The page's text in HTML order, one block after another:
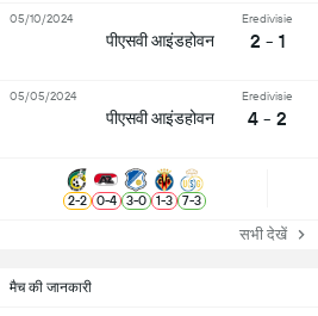
मैच की जानकारी
पीएसवी आइंडहोवन
Eredivisie
2 - 1
05/10/2024
पीएसवी आइंडहोवन
Eredivisie
4 - 2
05/05/2024
2-2 0-4 3-0 1-3 7-3
सभी देखें